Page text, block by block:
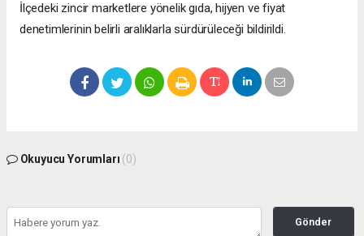
İlçedeki zincir marketlere yönelik gıda, hijyen ve fiyat
denetimlerinin belirli aralıklarla sürdürüleceği bildirildi.
Okuyucu Yorumları (0)
Gönder